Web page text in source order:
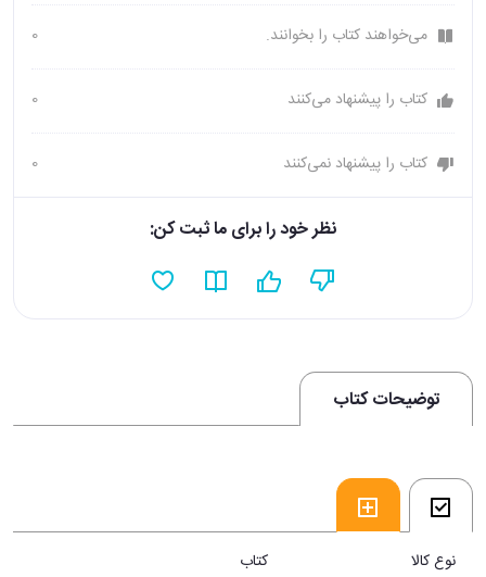
می‌خواهند کتاب را بخوانند. 0
کتاب را پیشنهاد می‌کنند 0
کتاب را پیشنهاد نمی‌کنند 0
نظر خود را برای ما ثبت کن:
توضیحات کتاب
نوع کالا کتاب